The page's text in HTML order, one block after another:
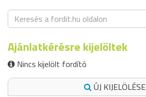
Ajánlatkérésre kijelöltek
Nincs kijelölt fordító
ÚJ KIJELÖLÉSE